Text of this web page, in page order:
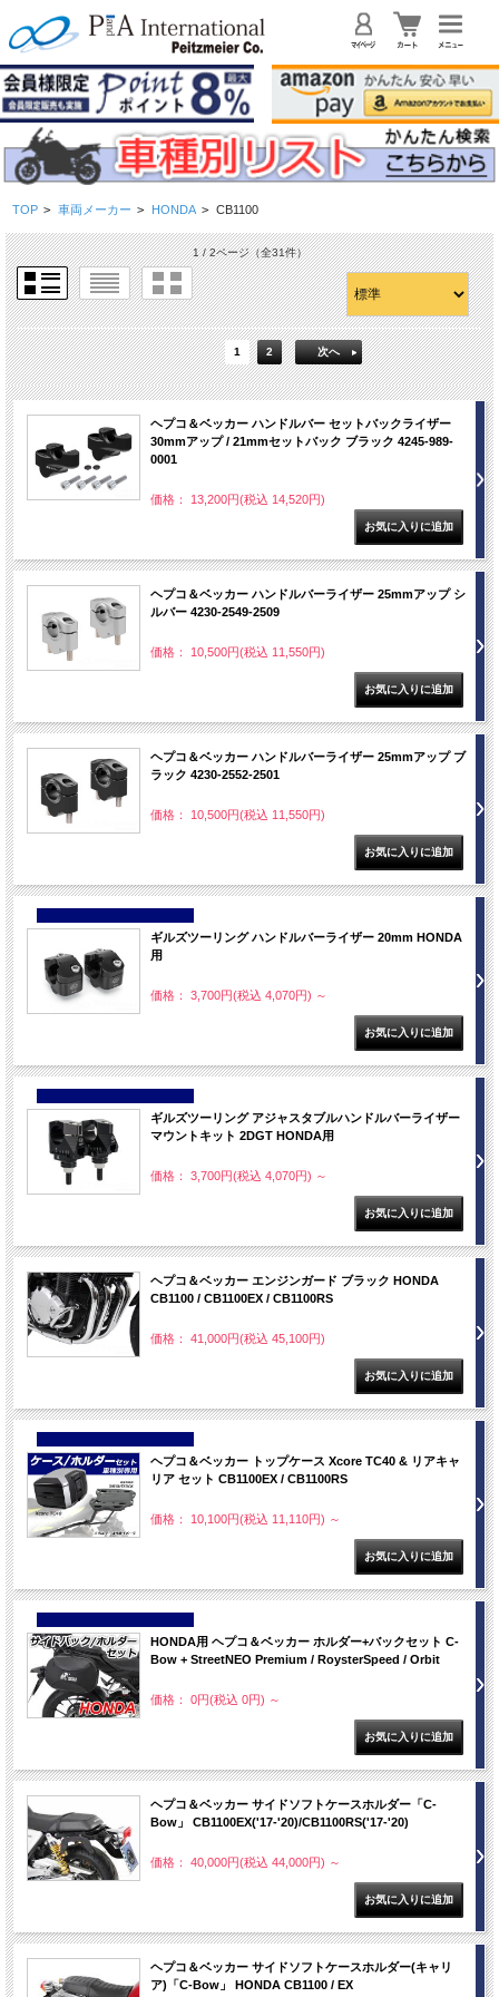
TOP > 車両メーカー > HONDA > CB1100
1 / 2ページ（全31件）
1 2 次へ
ヘプコ＆ベッカー ハンドルバー セットバックライザー
30mmアップ / 21mmセットバック ブラック 4245-989-
0001
価格： 13,200円(税込 14,520円)
ヘプコ＆ベッカー ハンドルバーライザー 25mmアップ シ
ルバー 4230-2549-2509
価格： 10,500円(税込 11,550円)
ヘプコ＆ベッカー ハンドルバーライザー 25mmアップ ブ
ラック 4230-2552-2501
価格： 10,500円(税込 11,550円)
ギルズツーリング ハンドルバーライザー 20mm HONDA
用
価格： 3,700円(税込 4,070円) ～
ギルズツーリング アジャスタブルハンドルバーライザー
マウントキット 2DGT HONDA用
価格： 3,700円(税込 4,070円) ～
ヘプコ＆ベッカー エンジンガード ブラック HONDA
CB1100 / CB1100EX / CB1100RS
価格： 41,000円(税込 45,100円)
ヘプコ＆ベッカー トップケース Xcore TC40 & リアキャ
リア セット CB1100EX / CB1100RS
価格： 10,100円(税込 11,110円) ～
HONDA用 ヘプコ＆ベッカー ホルダー+バックセット C-
Bow + StreetNEO Premium / RoysterSpeed / Orbit
価格： 0円(税込 0円) ～
ヘプコ＆ベッカー サイドソフトケースホルダー「C-
Bow」 CB1100EX('17-'20)/CB1100RS('17-'20)
価格： 40,000円(税込 44,000円) ～
ヘプコ＆ベッカー サイドソフトケースホルダー(キャリ
ア)「C-Bow」 HONDA CB1100 / EX